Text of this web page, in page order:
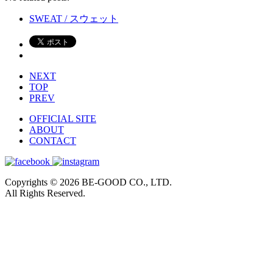
SWEAT / スウェット
NEXT
TOP
PREV
OFFICIAL SITE
ABOUT
CONTACT
Copyrights © 2026 BE-GOOD CO., LTD.
All Rights Reserved.